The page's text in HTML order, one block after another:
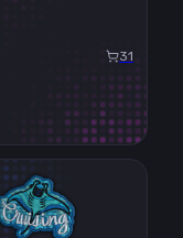
31